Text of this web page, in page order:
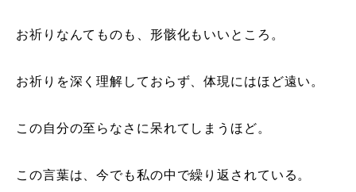
お祈りなんてものも、形骸化もいいところ。
お祈りを深く理解しておらず、体現にはほど遠い。
この自分の至らなさに呆れてしまうほど。
この言葉は、今でも私の中で繰り返されている。